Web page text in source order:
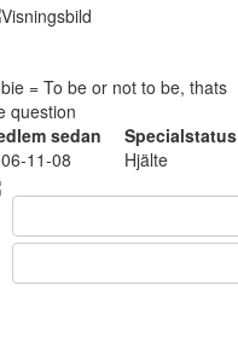
= To be or not to be, thats
question
sedan
Specialstatus
11-08
Hjälte